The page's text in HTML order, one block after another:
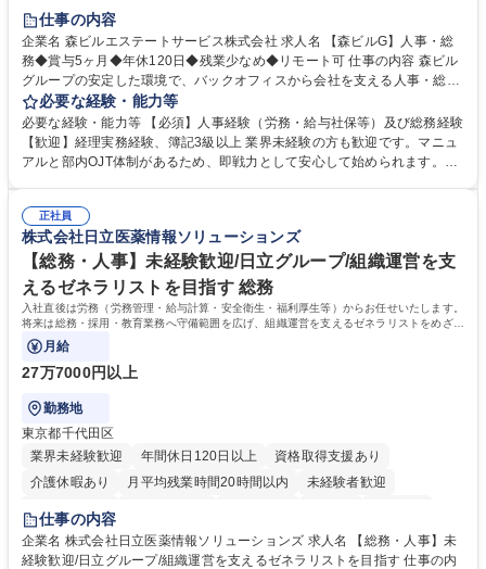
経験者歓迎
完全週休2日制
交通費支給 長期歓迎 駅近5分以内 土日祝休み
仕事の内容
企業名 森ビルエステートサービス株式会社 求人名 【森ビルG】人事・総
務◆賞与5ヶ月◆年休120日◆残業少なめ◆リモート可 仕事の内容 森ビル
グループの安定した環境で、バックオフィスから会社を支える人事・総務
をお任せします。 労務と総務の業務をバランスよく担当し、ゆくゆくは制
度改定などのコア業務にも挑戦できる、やりがいある環境です。 ■勤怠管
理、給与計算、社会保険手続き、年末調整等の労務管理全般 ■入退社手続
き、社内規定の改定や人事制度改定などのコア業務 ■社内イベントの企画
でも質問・相談できる環境が整っているため、安心して成長できます。 募
集職種 【森ビルG】人事・総務◆賞与5ヶ月◆年休120日◆残業少なめ◆
リモート可
必要な経験・能力等
必要な経験・能力等 【必須】人事経験（労務・給与社保等）及び総務経験
【歓迎】経理実務経験、簿記3級以上 業界未経験の方も歓迎です。マニュ
アルと部内OJT体制があるため、即戦力として安心して始められます。
務に挑戦できるため、自身の成長と組織への貢献度をダイレクトに実感で
きます。 残業少なめ、週1日リモート可など、ワークライフバランスを保
ち長期活躍できる環境です。 「これまでの幅広い経験を活かし、長期的な
キャリアを築きたい」という前向きな意欲と挑戦を全力で応援します。 学
歴・資格 学歴：大学院 大学 高専 短大 専修学校 高校 語学力： 資格：日商
簿記検定1級 日商簿記検定2級 日商簿記検定3級
正社員
株式会社日立医薬情報ソリューションズ
【総務・人事】未経験歓迎/日立グループ/組織運営を支
えるゼネラリストを目指す 総務
入社直後は労務（労務管理・給与計算・安全衛生・福利厚生等）からお任せいたします。
将来は総務・採用・教育業務へ守備範囲を広げ、組織運営を支えるゼネラリストをめざせ
ます。
月給
27万7000円以上
勤務地
東京都千代田区
業界未経験歓迎
年間休日120日以上
資格取得支援あり
介護休暇あり
月平均残業時間20時間以内
未経験者歓迎
住宅手当あり
育休あり
完全週休2日制 交通費支給 土日祝休み 寮・社宅あり
仕事の内容
企業名 株式会社日立医薬情報ソリューションズ 求人名 【総務・人事】未
経験歓迎/日立グループ/組織運営を支えるゼネラリストを目指す 仕事の内